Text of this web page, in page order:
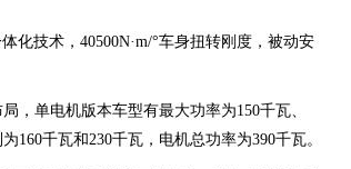
化技术，40500N·m/°车身扭转刚度，被动安
，单电机版本车型有最大功率为150千瓦、
160千瓦和230千瓦，电机总功率为390千瓦。